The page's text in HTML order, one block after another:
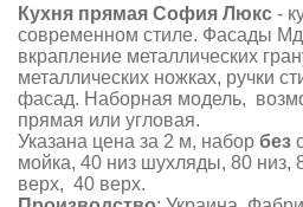
Кухня прямая София Люкс -
современном стиле. Фасады
вкрапление металлических
металлических ножках, ручки
фасад. Наборная модель,
прямая или угловая.
Указана цена за 2 м, набор без
мойка, 40 низ шухляды, 80 низ,
верх, 40 верх.